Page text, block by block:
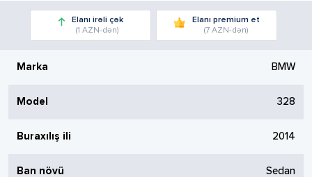
Elanı irəli çək
(1 AZN-dən)
Elanı premium et
(7 AZN-dən)
Marka BMW
Model 328
Buraxılış ili 2014
Ban növü Sedan